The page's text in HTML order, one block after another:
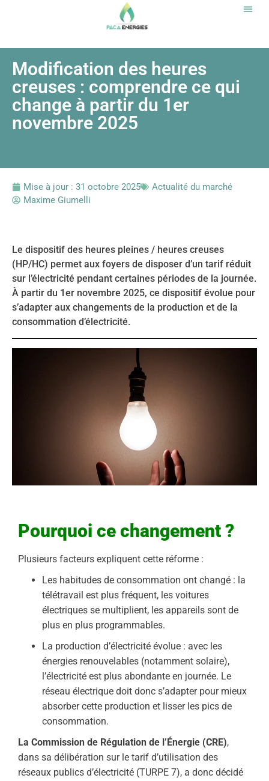
Modification des heures
creuses : comprendre ce qui
change à partir du 1er
novembre 2025
Mise à jour : 31 octobre 2025
Actualité du marché
Maxime Giumelli
Le dispositif des heures pleines / heures creuses
(HP/HC) permet aux foyers de disposer d’un tarif réduit
sur l’électricité pendant certaines périodes de la journée.
À partir du 1er novembre 2025, ce dispositif évolue pour
s’adapter aux changements de la production et de la
consommation d’électricité.
Pourquoi ce changement ?
Plusieurs facteurs expliquent cette réforme :
Les habitudes de consommation ont changé : la
télétravail est plus fréquent, les voitures
électriques se multiplient, les appareils sont de
plus en plus programmables.
La production d’électricité évolue : avec les
énergies renouvelables (notamment solaire),
l’électricité est plus abondante en journée. Le
réseau électrique doit donc s’adapter pour mieux
absorber cette production et lisser les pics de
consommation.
La Commission de Régulation de l’Énergie (CRE),
dans sa délibération sur le tarif d’utilisation des
réseaux publics d’électricité (TURPE 7), a donc décidé